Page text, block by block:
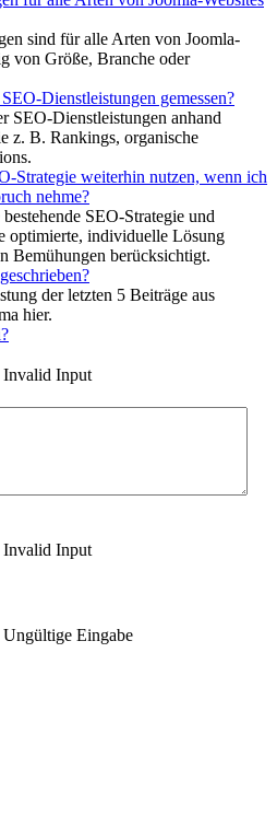
sind für alle Arten von Joomla-
von Größe, Branche oder
Dienstleistungen gemessen?
SEO-Dienstleistungen anhand
z. B. Rankings, organische
Strategie weiterhin nutzen, wenn ich
nehme?
SEO-Strategie und
optimierte, individuelle Lösung
Bemühungen berücksichtigt.
der letzten 5 Beiträge aus
hier.
Invalid Input
Invalid Input
Ungültige Eingabe